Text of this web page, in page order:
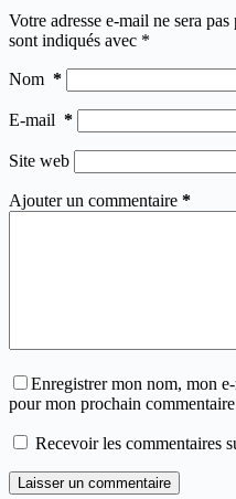
Votre adresse e-mail ne sera pas
sont indiqués avec *
Nom *
E-mail *
Site web
Ajouter un commentaire *
Enregistrer mon nom, mon
pour mon prochain
Recevoir les commentaires
Laisser un commentaire